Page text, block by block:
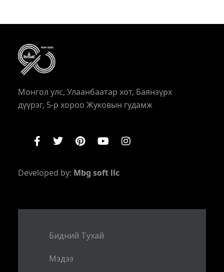
Монгол улс, Улаанбаатар хот, Баянзүрх
дүүрэг, 5-р хороо Жуковын гудамж
Developed by: Mbg soft llc
Бидний Тухай
Мэдээ